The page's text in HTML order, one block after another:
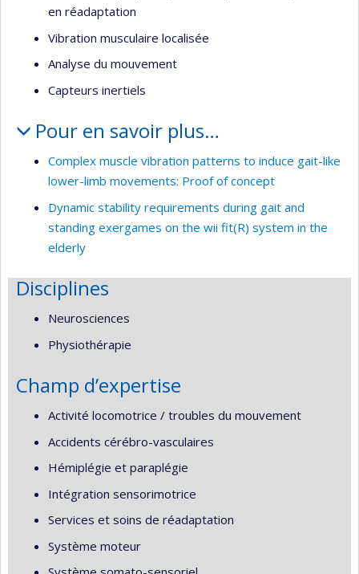
en réadaptation
Vibration musculaire localisée
Analyse du mouvement
Capteurs inertiels
Pour en savoir plus…
Complex muscle vibration patterns to induce gait-like
lower-limb movements: Proof of concept
Dynamic stability requirements during gait and
standing exergames on the wii fit(R) system in the
elderly
Disciplines
Neurosciences
Physiothérapie
Champ d’expertise
Activité locomotrice / troubles du mouvement
Accidents cérébro-vasculaires
Hémiplégie et paraplégie
Intégration sensorimotrice
Services et soins de réadaptation
Système moteur